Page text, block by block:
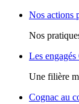
Nos actions
Nos
Les
Une filière
Cognac au